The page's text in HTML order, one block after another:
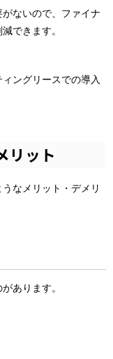
ないので、ファイナ
できます。
ングリースでの導入
リット
なメリット・デメリ
あります。